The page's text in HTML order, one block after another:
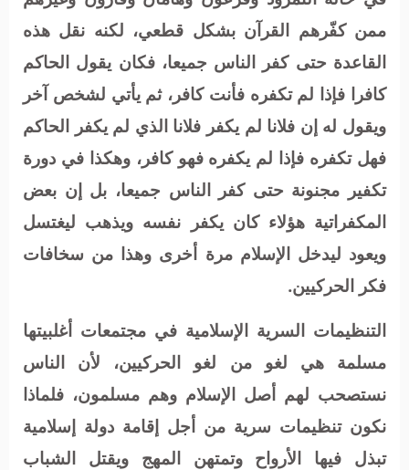
ممن كفّرهم القرآن بشكل قطعي، لكنه نقل هذه
القاعدة حتى كفر الناس جميعا، فكان يقول الحاكم
كافرا فإذا لم تكفره فأنت كافر، ثم يأتي لشخص آخر
ويقول له إن فلانا لم يكفر فلانا الذي لم يكفر الحاكم
فهل تكفره فإذا لم يكفره فهو كافر، وهكذا في دورة
تكفير مجنونة حتى كفر الناس جميعا، بل إن بعض
المكفراتية هؤلاء كان يكفر نفسه ويذهب ليغتسل
ويعود ليدخل الإسلام مرة أخرى وهذا من سخافات
فكر الحركيين.
التنظيمات السرية الإسلامية في مجتمعات أغلبيتها
مسلمة هي لغو من لغو الحركيين، لأن الناس
نستصحب لهم أصل الإسلام وهم مسلمون، فلماذا
نكون تنظيمات سرية من أجل إقامة دولة إسلامية
تبذل فيها الأرواح وتمتهن المهج ويقتل الشباب